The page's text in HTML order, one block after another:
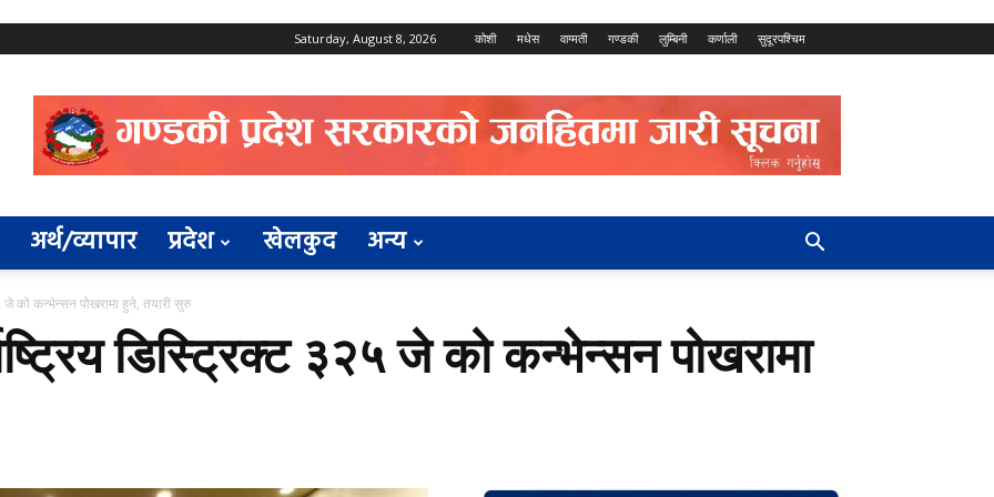
Saturday, August 8, 2026 कोशी मधेस वाग्मती गण्डकी लुम्बिनी कर्णाली सुदूरपश्चिम
अर्थ/व्यापार प्रदेश खेलकुद अन्य
जे को कन्भेन्सन पोखरामा हुने, तयारी सुरु
डिस्ट्रिक्ट ३२५ जे को कन्भेन्सन पोखरामा